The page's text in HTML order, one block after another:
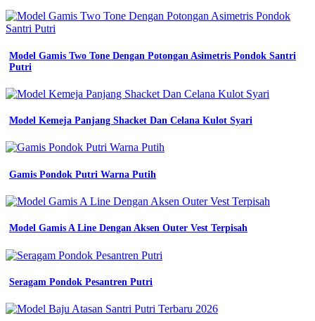
Cdr
X7
proyek
seragam
lengan
panjang
jual
kerja
kerja
seragam
batik
seragam
apotek
baju
pdh
biru
list
putih
Model Gamis Two Tone Dengan Potongan Asimetris Pondok Santri
Putri
Model Kemeja Panjang Shacket Dan Celana Kulot Syari
Gamis Pondok Putri Warna Putih
Model Gamis A Line Dengan Aksen Outer Vest Terpisah
Seragam Pondok Pesantren Putri